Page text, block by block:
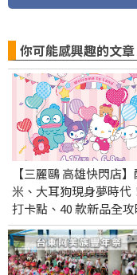
你可能感興趣的文章
【三麗鷗 高雄快閃店
米、大耳狗現身夢時代
打卡點、40 款新品全